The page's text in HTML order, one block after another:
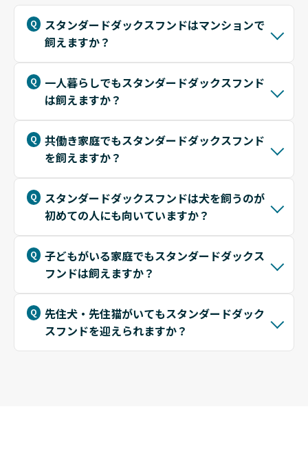
スタンダードダックスフンドはマンションで
飼えますか？
一人暮らしでもスタンダードダックスフンド
は飼えますか？
共働き家庭でもスタンダードダックスフンド
を飼えますか？
スタンダードダックスフンドは犬を飼うのが
初めての人にも向いていますか？
子どもがいる家庭でもスタンダードダックス
フンドは飼えますか？
先住犬・先住猫がいてもスタンダードダック
スフンドを迎えられますか？